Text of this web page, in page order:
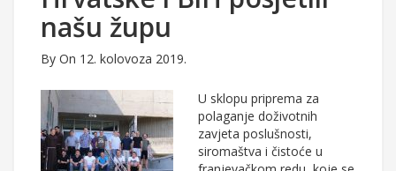
našu župu
By On 12. kolovoza 2019.
U sklopu priprema za
polaganje doživotnih
zavjeta poslušnosti,
siromaštva i čistoće u